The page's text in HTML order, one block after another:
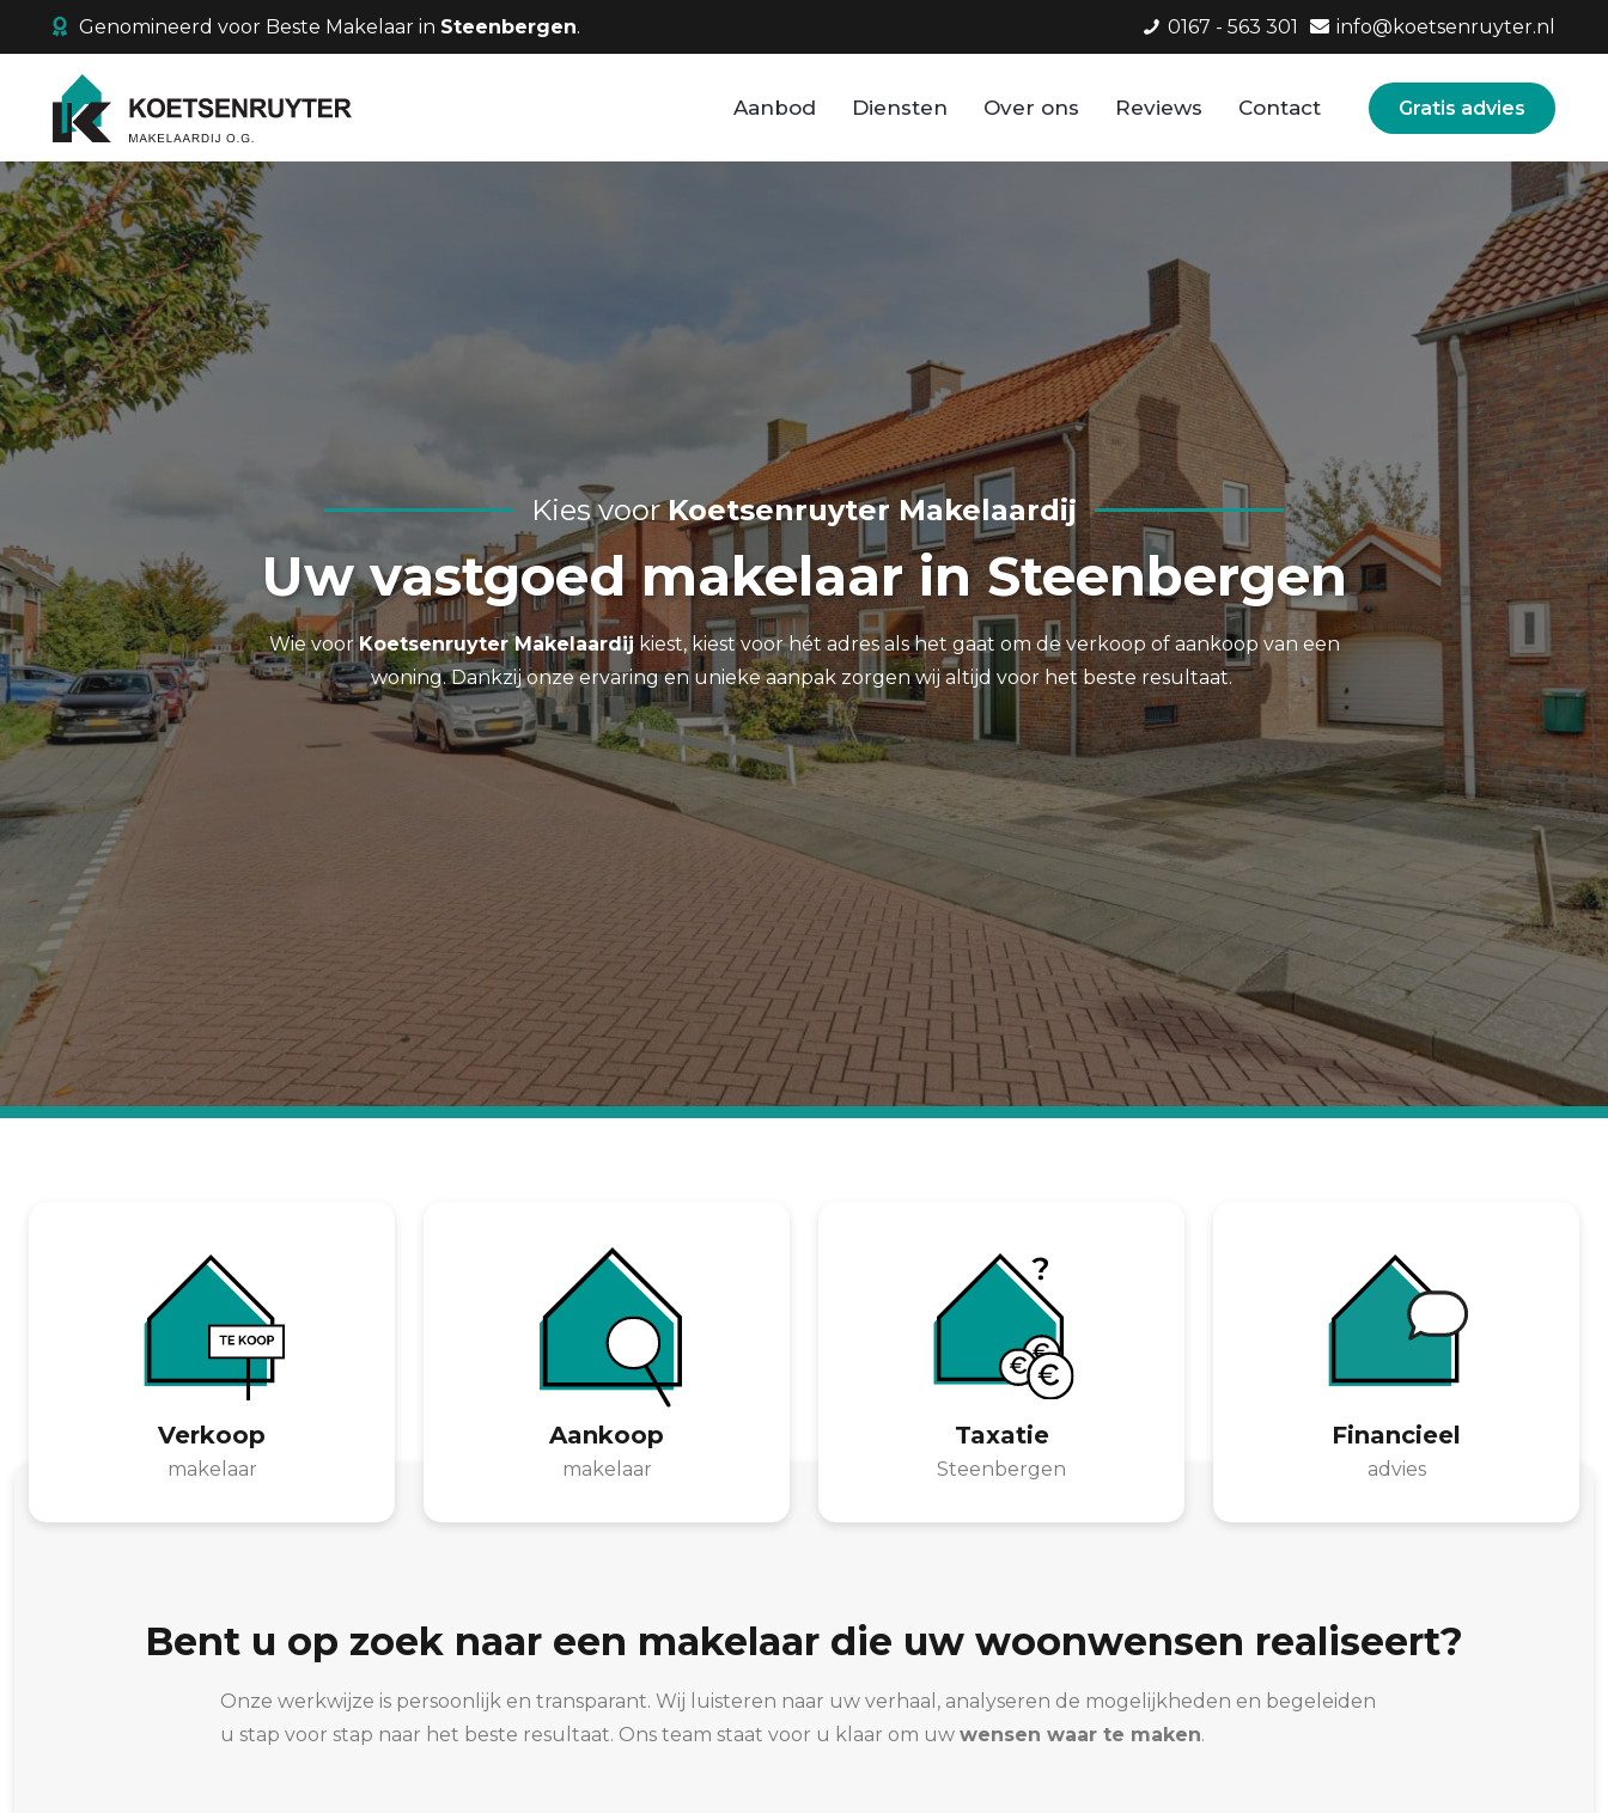
Genomineerd voor Beste Makelaar in Steenbergen. 0167 - 563 301 info@koetsenruyter.nl
Aanbod Diensten Over ons Reviews Contact Gratis advies
Kies voorKoetsenruyter Makelaardij
Uw vastgoed makelaar in Steenbergen
Wie voorKoetsenruyter Makelaardijkiest, kiest voor hét adres als het gaat om de verkoop of aankoop van een
woning. Dankzij onze ervaring en unieke aanpak zorgen wij altijd voor het beste resultaat.
Verkoop
makelaar
Aankoop
makelaar
Taxatie
Steenbergen
Financieel
advies
Bent u op zoek naar een makelaar die uw woonwensen realiseert?
Onze werkwijze is persoonlijk en transparant. Wij luisteren naar uw verhaal, analyseren de mogelijkheden en begeleiden
u stap voor stap naar het beste resultaat. Ons team staat voor u klaar om uw wensen waar te maken.